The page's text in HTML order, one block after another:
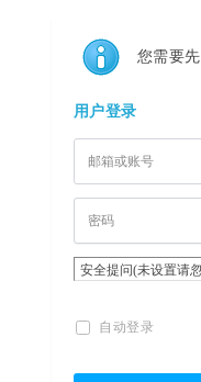
您需要
用户登录
自动登录